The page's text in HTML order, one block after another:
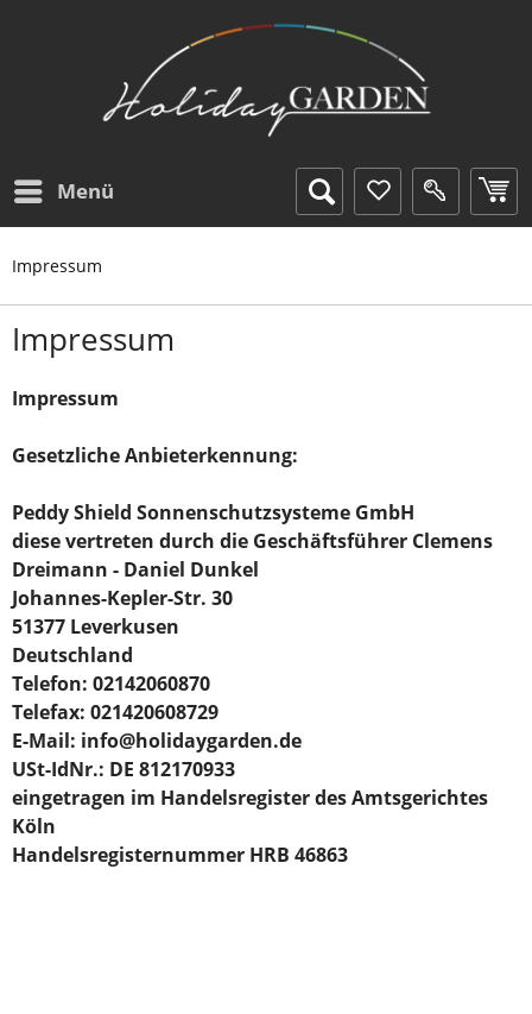
Menü
Impressum
Impressum
Impressum
Gesetzliche Anbieterkennung:
Peddy Shield Sonnenschutzsysteme GmbH
diese vertreten durch die Geschäftsführer Clemens
Dreimann - Daniel Dunkel
Johannes-Kepler-Str. 30
51377 Leverkusen
Deutschland
Telefon: 02142060870
Telefax: 021420608729
E-Mail: info@holidaygarden.de
USt-IdNr.: DE 812170933
eingetragen im Handelsregister des Amtsgerichtes
Köln
Handelsregisternummer HRB 46863